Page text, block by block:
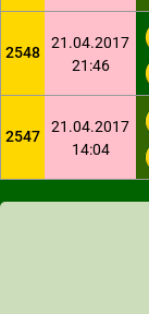
2548
21.04.2017
21:46
2547
21.04.2017
14:04